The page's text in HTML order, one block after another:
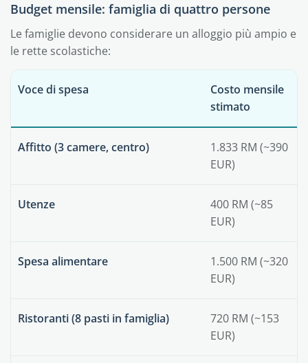
Budget mensile: famiglia di quattro persone
Le famiglie devono considerare un alloggio più ampio e
le rette scolastiche:
Voce di spesa
Costo mensile
stimato
Affitto (3 camere, centro)
1.833 RM (~390
EUR)
Utenze
400 RM (~85
EUR)
Spesa alimentare
1.500 RM (~320
EUR)
Ristoranti (8 pasti in famiglia)
720 RM (~153
EUR)